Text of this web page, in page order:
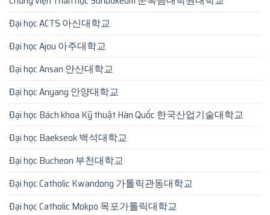
Đại học ACTS 아신대학교
Đại học Ajou 아주대학교
Đại học Ansan 안산대학교
Đại học Anyang 안양대학교
Đại học Bách khoa Kỹ thuật Hàn Quốc 한국산업기술대학교
Đại học Baekseok 백석대학교
Đại học Bucheon 부천대학교
Đại học Catholic Kwandong 가톨릭관동대학교
Đại học Catholic Mokpo 목포가톨릭대학교